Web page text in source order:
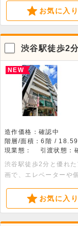
ください。 お気に入
渋谷駅徒歩2
NEW
造作価格：確認中
階層/面積：6階 /
現業態：
引渡状態：
渋谷駅徒歩2分と優れ
画で、エレベーターや
お気に入